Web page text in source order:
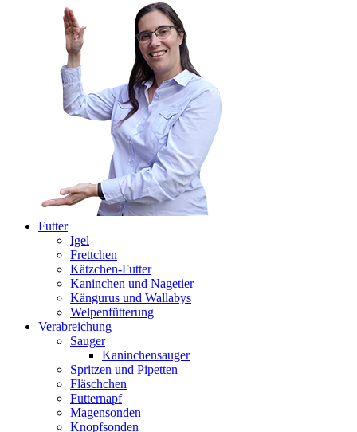
Futter
Igel
Frettchen
Kätzchen-Futter
Kaninchen und Nagetier
Kängurus und Wallabys
Welpenfütterung
Verabreichung
Sauger
Kaninchensauger
Spritzen und Pipetten
Fläschchen
Futternapf
Magensonden
Knopfsonden